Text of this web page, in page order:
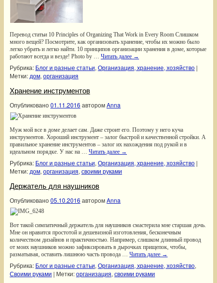
Перевод статьи 10 Principles of Organizing That Work in Every Room Слишком
много вещей? Посмотрите, как организовать хранение, чтобы их можно было
легко убрать и легко найти. 10 принципов организации хранения в доме, которые
работают всегда и везде! Photo by … Читать далее →
Рубрика: Блог и разные статьи,Организация, хранение, хозяйство |
Метки:дом,организация
Хранение инструментов
Опубликовано01.11.2016 авторомAnna
Муж мой все в доме делает сам. Даже строит его. Поэтому у него куча
инструментов. Хороший инструмент – залог быстрой и качественной стройки. А
правильное хранение инструментов – залог их нахождения под рукой и в
идеальном порядке. У нас на … Читать далее →
Рубрика: Блог и разные статьи, Организация, хранение, хозяйство |
Метки: дом, организация, своими руками
Держатель для наушников
Опубликовано05.10.2016 авторомAnna
Вот такой симпатичный держатель для наушников смастерила мне старшая дочь.
Мне он нравится простотой и дешевизной изготовления, бесконечным
количеством дизайнов и практичностью. Например, слишком длинный провод
от моих наушников можно зафиксировать в дырочках прищепок, чтобы,
разматывая, оставить лишнюю часть провода … Читать далее →
Рубрика: Блог и разные статьи, Организация, хранение, хозяйство,
Своими руками | Метки:организация, своими руками